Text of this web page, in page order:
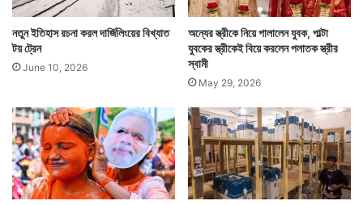
নতুন ইতিহাস রচনা করল দার্জিলিংয়ের বিখ্যাত
টয় ট্রেন
June 10, 2026
অন্যের স্ত্রীকে নিয়ে পালালেন যুবক, পাল্টা
যুবকের স্ত্রীকেই বিয়ে করলেন পলাতক স্ত্রীর
স্বামী
May 29, 2026